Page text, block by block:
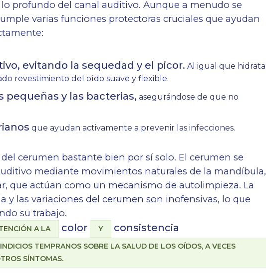
profundo del canal auditivo. Aunque a menudo se
varias funciones protectoras cruciales que ayudan
evitando la sequedad y el picor. Al igual que hidrata
revestimiento del oído suave y flexible.
pequeñas y las bacterias, asegurándose de que no
que ayudan activamente a prevenir las infecciones.
cerumen bastante bien por sí solo. El cerumen se
mediante movimientos naturales de la mandíbula,
que actúan como un mecanismo de autolimpieza. La
y las variaciones del cerumen son inofensivas, lo que
su trabajo.
A LA color Y consistencia
TEMPRANOS SOBRE LA SALUD DE LOS OÍDOS, A VECES
SÍNTOMAS.